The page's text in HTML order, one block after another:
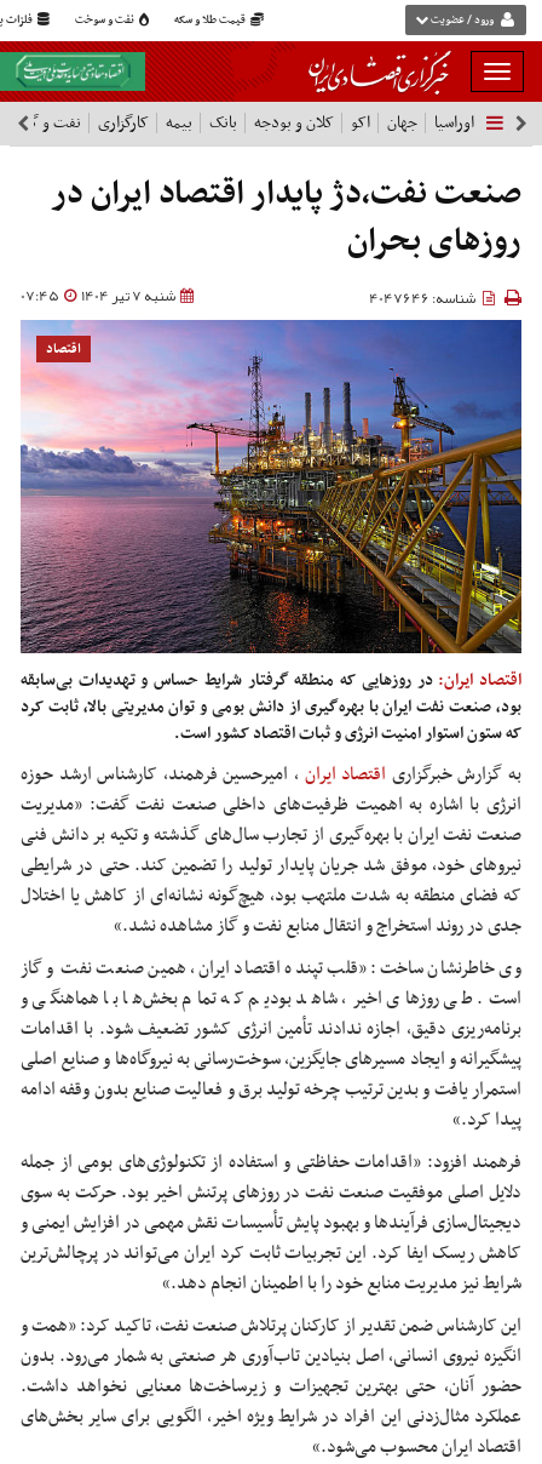
قیمت طلا و سکه نفت و سوخت فلزات ورود / عضویت
بار
و
بسته
نمودن
فهرست
اوراسیا جهان اکو کلان و بودجه بانک بیمه کارگزاری نفت و گاز
صنعت نفت،دژ پایدار اقتصاد ایران در
روزهای بحران
شنبه 7 تیر 1404 07:45 شناسه: 4047646
اقتصاد
اقتصاد ایران: در روزهایی که منطقه گرفتار شرایط حساس و تهدیدات بی‌سابقه
بود، صنعت نفت ایران با بهره‌گیری از دانش بومی و توان مدیریتی بالا، ثابت کرد
که ستون استوار امنیت انرژی و ثبات اقتصاد کشور است.
به گزارش خبرگزاری اقتصاد ایران ، امیرحسین فرهمند، کارشناس ارشد حوزه
انرژی با اشاره به اهمیت ظرفیت‌های داخلی صنعت نفت گفت: «مدیریت
صنعت نفت ایران با بهره‌گیری از تجارب سال‌های گذشته و تکیه بر دانش فنی
نیروهای خود، موفق شد جریان پایدار تولید را تضمین کند. حتی در شرایطی
که فضای منطقه به شدت ملتهب بود، هیچ‌گونه نشانه‌ای از کاهش یا اختلال
جدی در روند استخراج و انتقال منابع نفت و گاز مشاهده نشد.»
وی خاطرنشان ساخت: «قلب تپنده اقتصاد ایران، همین صنعت نفت و گاز
است. طی روزهای اخیر، شاهد بودیم که تمام بخش‌ها با هماهنگی و
برنامه‌ریزی دقیق، اجازه ندادند تأمین انرژی کشور تضعیف شود. با اقدامات
پیشگیرانه و ایجاد مسیرهای جایگزین، سوخت‌رسانی به نیروگاه‌ها و صنایع اصلی
استمرار یافت و بدین ترتیب چرخه تولید برق و فعالیت صنایع بدون وقفه ادامه
پیدا کرد.»
فرهمند افزود: «اقدامات حفاظتی و استفاده از تکنولوژی‌های بومی از جمله
دلایل اصلی موفقیت صنعت نفت در روزهای پرتنش اخیر بود. حرکت به سوی
دیجیتال‌سازی فرآیندها و بهبود پایش تأسیسات نقش مهمی در افزایش ایمنی و
کاهش ریسک ایفا کرد. این تجربیات ثابت کرد ایران می‌تواند درپرچالش‌ترین
شرایط نیز مدیریت منابع خود را با اطمینان انجام دهد.»
این کارشناس ضمن تقدیر از کارکنان پرتلاش صنعت نفت، تاکید کرد: «همت و
انگیزه نیروی انسانی، اصل بنیادین تاب‌آوری هر صنعتی به شمار می‌رود. بدون
حضور آنان، حتی بهترین تجهیزات و زیرساخت‌ها معنایی نخواهد داشت.
عملکرد مثال‌زدنی این افراد در شرایط ویژه اخیر، الگویی برای سایر بخش‌های
اقتصاد ایران محسوب می‌شود.»